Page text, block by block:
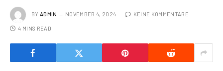
BY ADMIN NOVEMBER 4, 2024 KEINE KOMMENTARE
4 MINS READ